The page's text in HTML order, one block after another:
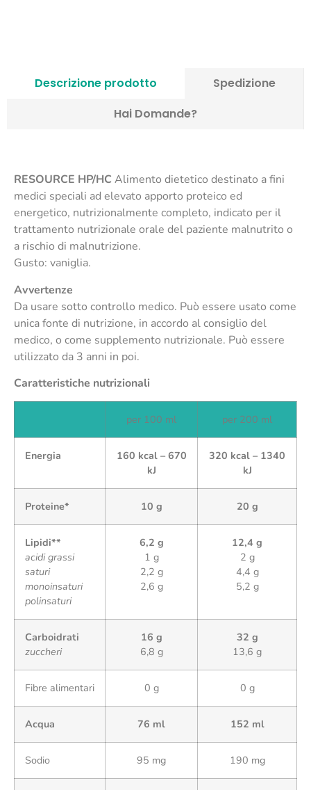
Descrizione prodotto
Spedizione
Hai Domande?
RESOURCE HP/HC Alimento dietetico destinato a fini
medici speciali ad elevato apporto proteico ed
energetico, nutrizionalmente completo, indicato per il
trattamento nutrizionale orale del paziente malnutrito o
a rischio di malnutrizione.
Gusto: vaniglia.
Avvertenze
Da usare sotto controllo medico. Può essere usato come
unica fonte di nutrizione, in accordo al consiglio del
medico, o come supplemento nutrizionale. Può essere
utilizzato da 3 anni in poi.
Caratteristiche nutrizionali
per 100 ml per 200 ml
Energia
160 kcal – 670
kJ
320 kcal – 1340
kJ
Proteine* 10 g 20 g
Lipidi**
acidi grassi
saturi
monoinsaturi
polinsaturi
6,2 g
1 g
2,2 g
2,6 g
12,4 g
2 g
4,4 g
5,2 g
Carboidrati
zuccheri
16 g
6,8 g
32 g
13,6 g
Fibre alimentari 0 g 0 g
Acqua 76 ml 152 ml
Sodio 95 mg 190 mg